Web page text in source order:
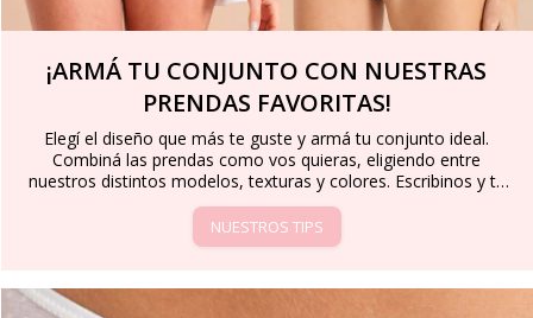
¡ARMÁ TU CONJUNTO CON NUESTRAS
PRENDAS FAVORITAS!
Elegí el diseño que más te guste y armá tu conjunto ideal.
Combiná las prendas como vos quieras, eligiendo entre
nuestros distintos modelos, texturas y colores. Escribinos y te
asesoramos para que encuentres la opción perfecta que se
adapte a vos.
NUESTROS TIPS